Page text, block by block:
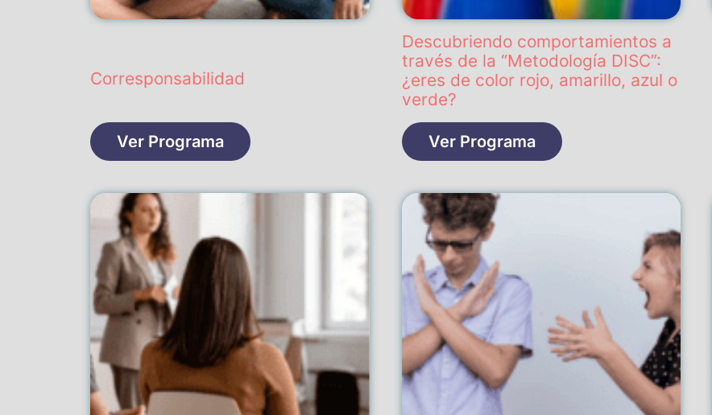
Corresponsabilidad
Ver Programa
Descubriendo comportamientos a
través de la “Metodología DISC”:
¿eres de color rojo, amarillo, azul o
verde?
Ver Programa